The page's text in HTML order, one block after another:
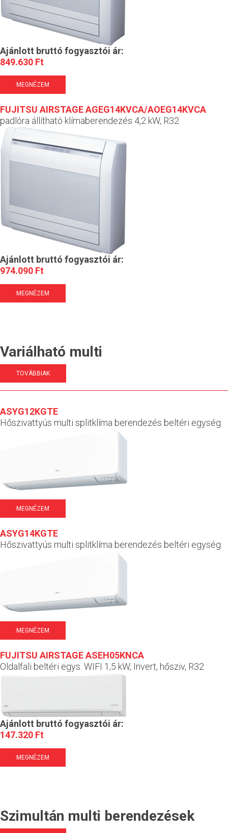
Ajánlott bruttó fogyasztói ár:
849.630 Ft
MEGNÉZEM
FUJITSU AIRSTAGE AGEG14KVCA/AOEG14KVCA
padlóra állítható klímaberendezés 4,2 kW, R32
Ajánlott bruttó fogyasztói ár:
974.090 Ft
MEGNÉZEM
Variálható multi
TOVÁBBIAK
ASYG12KGTE
Hőszivattyús multi splitklíma berendezés beltéri egység
MEGNÉZEM
ASYG14KGTE
Hőszivattyús multi splitklíma berendezés beltéri egység
MEGNÉZEM
FUJITSU AIRSTAGE ASEH05KNCA
Oldalfali beltéri egys. WIFI 1,5 kW, Invert, hősziv, R32
Ajánlott bruttó fogyasztói ár:
147.320 Ft
MEGNÉZEM
Szimultán multi berendezések